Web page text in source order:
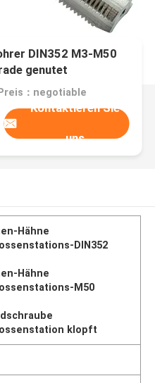
DIN352 M3-M50
genutet
Preis：negotiable
Kontaktieren Sie
uns
Hähne
DIN352
Hähne
M50
klopft